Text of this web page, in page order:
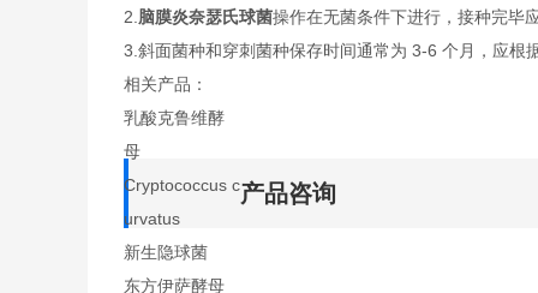
2. 脑膜炎奈瑟氏球菌操作在无菌条件下进行，接种完毕
3.斜面菌种和穿刺菌种保存时间通常为 3-6 个月，应
相关产品：
乳酸克鲁维酵
母
Cryptococcus c
urvatus
新生隐球菌
东方伊萨酵母
产品咨询